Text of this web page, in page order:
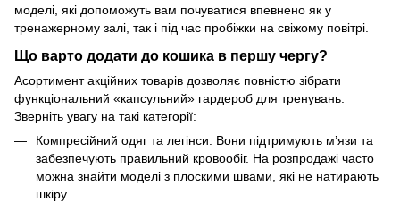
моделі, які допоможуть вам почуватися впевнено як у
тренажерному залі, так і під час пробіжки на свіжому повітрі.
Що варто додати до кошика в першу чергу?
Асортимент акційних товарів дозволяє повністю зібрати
функціональний «капсульний» гардероб для тренувань.
Зверніть увагу на такі категорії:
Компресійний одяг та легінси: Вони підтримують м’язи та
забезпечують правильний кровообіг. На розпродажі часто
можна знайти моделі з плоскими швами, які не натирають
шкіру.